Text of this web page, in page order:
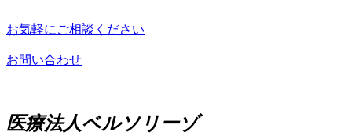
お気軽にご相談ください
お問い合わせ
医療法人ベルソリーゾ